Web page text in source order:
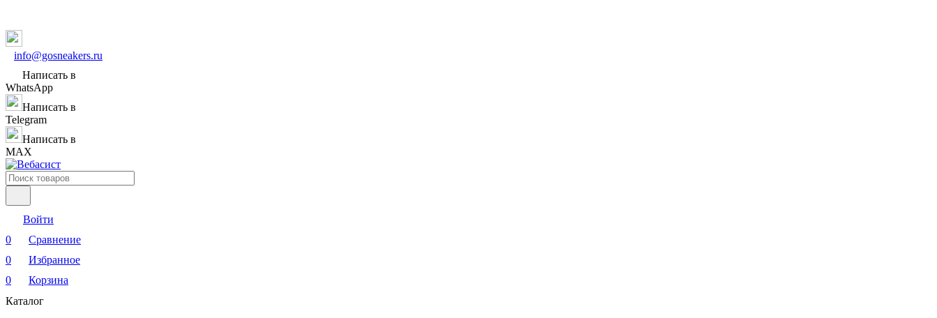
info@gosneakers.ru
Написать в
WhatsApp
Написать в
Telegram
Написать в
MAX
Войти
0
Сравнение
0
Избранное
0
Корзина
Каталог